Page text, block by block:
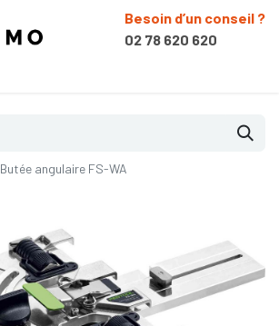
Besoin d’un conseil ?
02 78 620 620
Butée angulaire FS-WA